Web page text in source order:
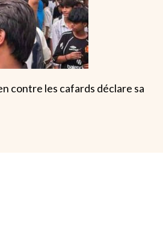
contre les cafards déclare sa